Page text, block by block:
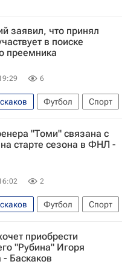
заявил, что принял
в поиске
преемника
6
Футбол
Спорт
Томь
"Томи" связана с
старте сезона в ФНЛ -
2
Футбол
Спорт
Артем Фоменко
Томь
приобрести
"Рубина" Игоря
- Баскаков